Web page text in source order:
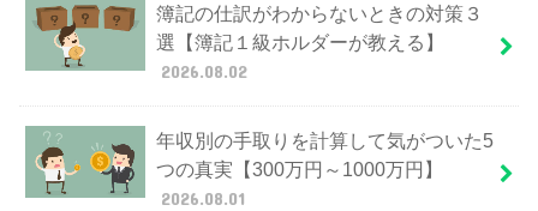
簿記の仕訳がわからないときの対策３
選【簿記１級ホルダーが教える】
2026.08.02
年収別の手取りを計算して気がついた5
つの真実【300万円～1000万円】
2026.08.01